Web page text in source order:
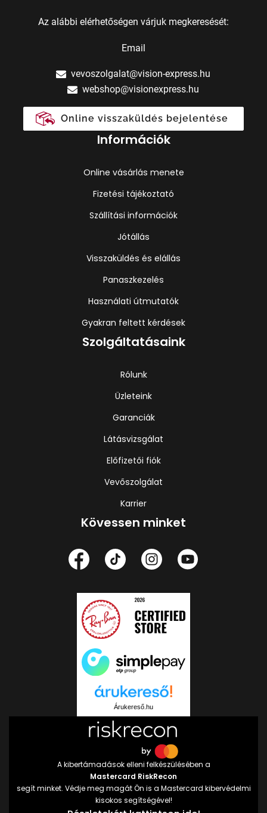
Az alábbi elérhetőségen várjuk megkeresését:
Email
vevoszolgalat@vision-express.hu
webshop@visionexpress.hu
Online visszaküldés bejelentése
Információk
Online vásárlás menete
Fizetési tájékoztató
Szállítási információk
Jótállás
Visszaküldés és elállás
Panaszkezelés
Használati útmutatók
Gyakran feltett kérdések
Szolgáltatásaink
Rólunk
Üzleteink
Garanciák
Látásvizsgálat
Előfizetői fiók
Vevőszolgálat
Karrier
Kövessen minket
Árukereső.hu
A kibertámadások elleni felkészülésében a
Mastercard RiskRecon
segít minket. Védje meg magát Ön is a Mastercard kibervédelmi
kisokos segítségével!